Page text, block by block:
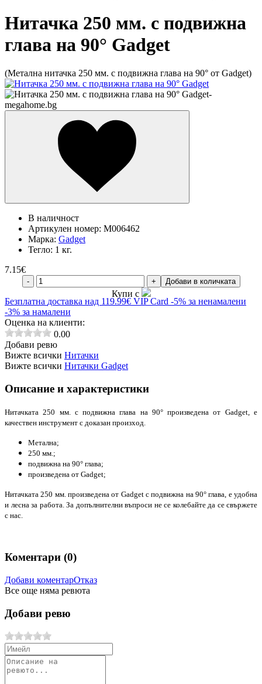
Нитачка 250 мм. с подвижна
глава на 90° Gadget
(Метална нитачка 250 мм. с подвижна глава на 90° от Gadget)
В наличност
Артикулен номер: M006462
Марка: Gadget
Тегло: 1 кг.
7.15€
- + Добави в количката
Купи с
Безплатна доставка над 119.99€ VIP Card -5% за ненамалени
-3% за намалени
Оценка на клиенти:
0.00
Добави ревю
Вижте всички Нитачки
Вижте всички Нитачки Gadget
Описание и характеристики
Нитачката 250 мм. с подвижна глава на 90°произведена от Gadget, е
качествен инструмент с доказан произход.
Метална;
250 мм.;
подвижна на 90° глава;
произведена от Gadget;
Нитачката 250 мм. произведена от Gadget с подвижна на 90° глава, е удобна
и лесна за работа. За допълнителни въпроси не се колебайте да се свържете
с нас.
Коментари (0)
Добави коментарОтказ
Все още няма ревюта
Добави ревю